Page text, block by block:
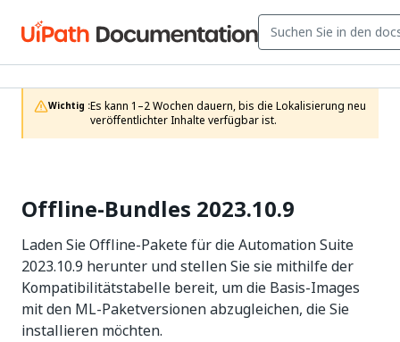
Wichtig :Es kann 1–2 Wochen dauern, bis die Lokalisierung neu
veröffentlichter Inhalte verfügbar ist.
Offline-Bundles 2023.10.9
Laden Sie Offline-Pakete für die Automation Suite
2023.10.9 herunter und stellen Sie sie mithilfe der
Kompatibilitätstabelle bereit, um die Basis-Images
mit den ML-Paketversionen abzugleichen, die Sie
installieren möchten.